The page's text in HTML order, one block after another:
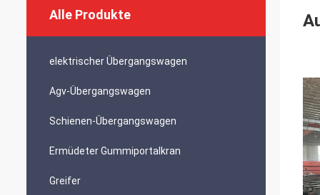
Alle Produkte
elektrischer Übergangswagen
Agv-Übergangswagen
Schienen-Übergangswagen
Ermüdeter Gummiportalkran
Greifer